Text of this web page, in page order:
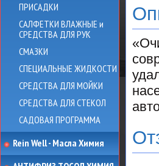
ПРИСАДКИ
САЛФЕТКИ ВЛАЖНЫЕ и
СРЕДСТВА ДЛЯ РУК
СМАЗКИ
СПЕЦИАЛЬНЫЕ ЖИДКОСТИ
СРЕДСТВА ДЛЯ МОЙКИ
СРЕДСТВА ДЛЯ СТЕКОЛ
САДОВАЯ ПРОГРАММА
Rein Well - Масла Химия